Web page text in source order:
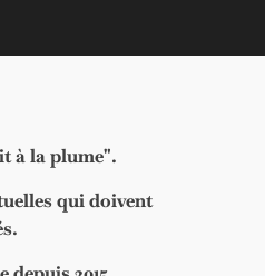
à la plume".
qui doivent